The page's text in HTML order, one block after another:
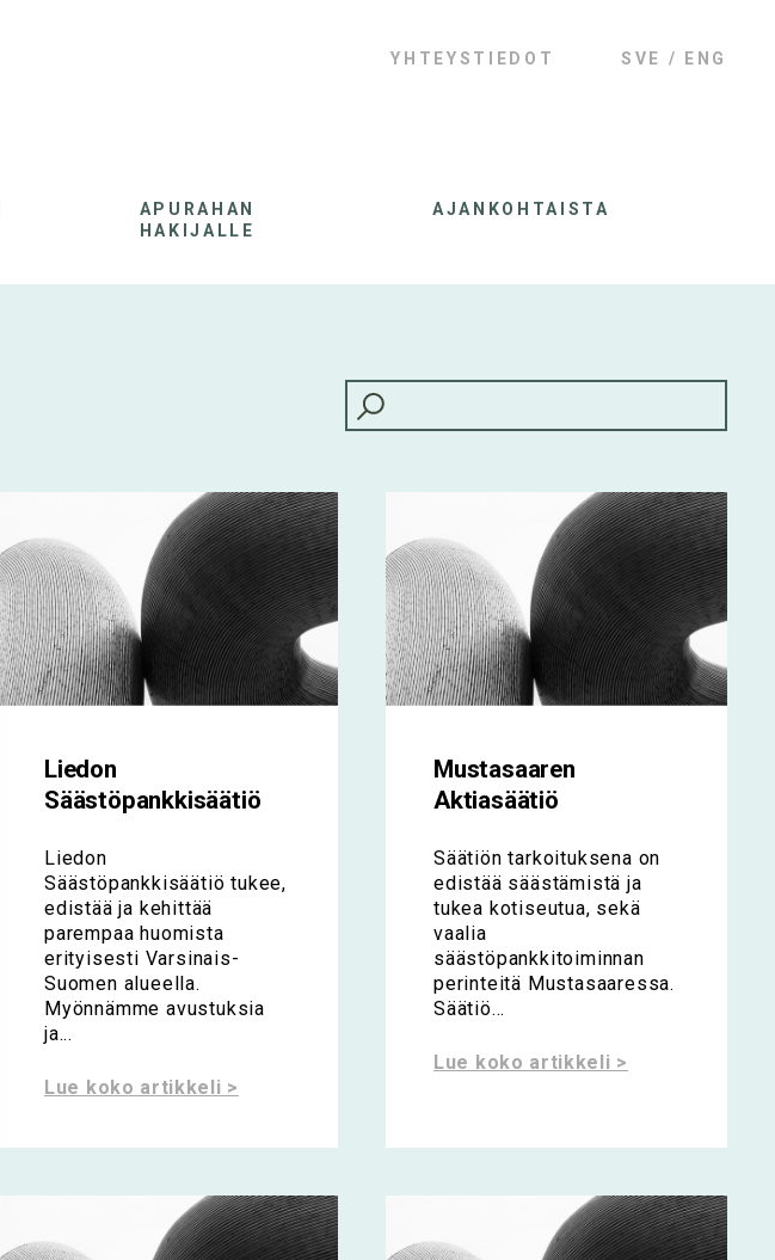
YHTEYSTIEDOT SVE ENG
APURAHAN
HAKIJALLE
AJANKOHTAISTA
HAKU:
Liedon
Säästöpankkisäätiö
Liedon
Säästöpankkisäätiö tukee,
edistää ja kehittää
parempaa huomista
erityisesti Varsinais-
Suomen alueella.
Myönnämme avustuksia
ja...
Lue koko artikkeli >
Mustasaaren
Aktiasäätiö
Säätiön tarkoituksena on
edistää säästämistä ja
tukea kotiseutua, sekä
vaalia
säästöpankkitoiminnan
perinteitä Mustasaaressa.
Säätiö...
Lue koko artikkeli >